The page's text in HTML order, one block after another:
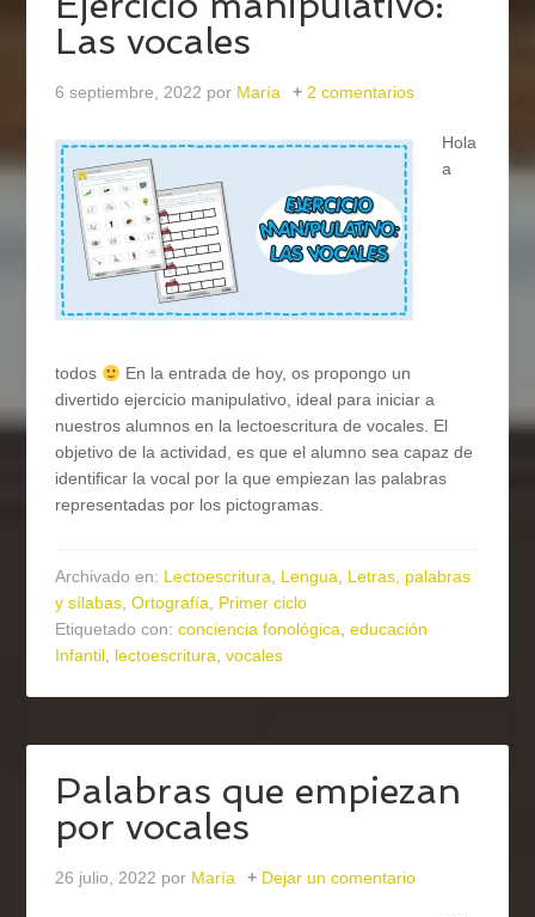
Las vocales
6 septiembre, 2022 por María 2 comentarios
Hola
a
todos
En la entrada de hoy, os propongo un
divertido ejercicio manipulativo, ideal para iniciar a
nuestros alumnos en la lectoescritura de vocales. El
objetivo de la actividad, es que el alumno sea capaz de
identificar la vocal por la que empiezan las palabras
representadas por los pictogramas.
Archivado en: Lectoescritura, Lengua, Letras, palabras
y sílabas,Ortografía, Primer ciclo
Etiquetado con:conciencia fonológica,educación
Infantil, lectoescritura,vocales
Palabras que empiezan
por vocales
26 julio, 2022 por María Dejar un comentario